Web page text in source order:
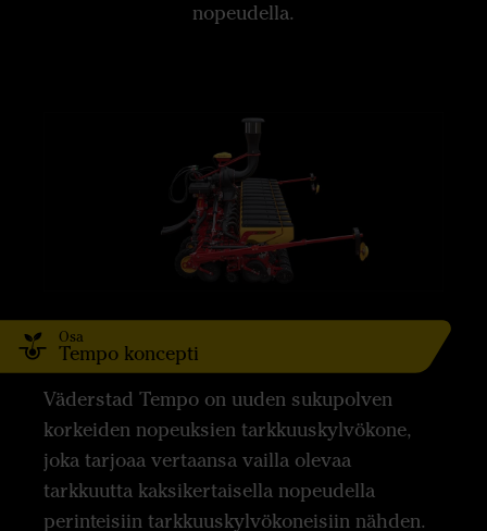
nopeudella.
Osa
Tempo koncepti
Väderstad Tempo on uuden sukupolven
korkeiden nopeuksien tarkkuuskylvökone,
joka tarjoaa vertaansa vailla olevaa
tarkkuutta kaksikertaisella nopeudella
perinteisiin tarkkuuskylvökoneisiin nähden.